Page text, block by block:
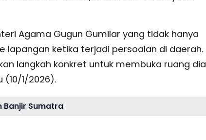
Agama Gugun Gumilar yang tidak hanya
lapangan ketika terjadi persoalan di daerah.
langkah konkret untuk membuka ruang
(10/1/2026).
Banjir Sumatra